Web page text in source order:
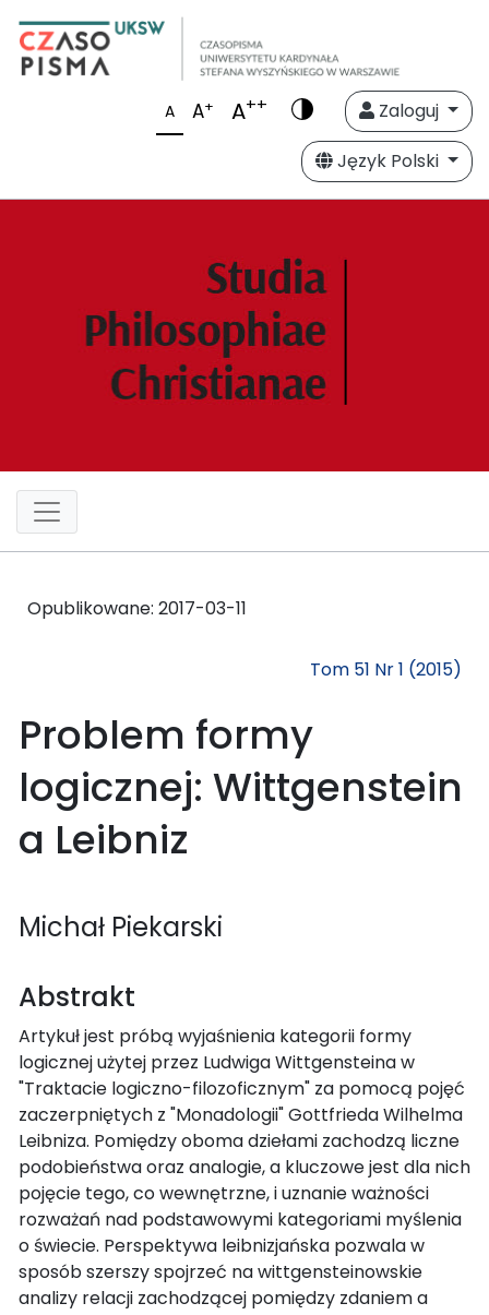
A A+ A++
Zaloguj
Język Polski
Opublikowane: 2017-03-11
Tom 51 Nr 1 (2015)
Problem formy
logicznej: Wittgenstein
a Leibniz
Michał Piekarski
Abstrakt
Artykuł jest próbą wyjaśnienia kategorii formy
logicznej użytej przez Ludwiga Wittgensteina w
"Traktacie logiczno-filozoficznym" za pomocą pojęć
zaczerpniętych z "Monadologii" Gottfrieda Wilhelma
Leibniza. Pomiędzy oboma dziełami zachodzą liczne
podobieństwa oraz analogie, a kluczowe jest dla nich
pojęcie tego, co wewnętrzne, i uznanie ważności
rozważań nad podstawowymi kategoriami myślenia
o świecie. Perspektywa leibnizjańska pozwala w
sposób szerszy spojrzeć na wittgensteinowskie
analizy relacji zachodzącej pomiędzy zdaniem a